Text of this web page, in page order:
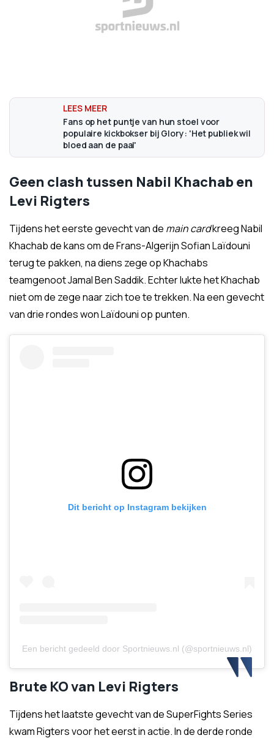
Fans op het puntje van hun stoel voor
populaire kickbokser bij Glory: 'Het publiek wil
bloed aan de paal'
Geen clash tussen Nabil Khachab en
Levi Rigters
Tijdens het eerste gevecht van de main cardkreeg Nabil
Khachab de kans om de Frans-Algerijn Sofian Laïdouni
terug te pakken, na diens zege op Khachabs
teamgenoot Jamal Ben Saddik. Echter lukte het Khachab
niet om de zege naar zich toe te trekken. Na een gevecht
van drie rondes won Laïdouni op punten.
Dit bericht op Instagram bekijken
Een bericht gedeeld door Sportnieuws.nl (@sportnieuws.nl)
Brute KO van Levi Rigters
Tijdens het laatste gevecht van de SuperFights Series
kwam Rigters voor het eerst in actie. In de derde ronde